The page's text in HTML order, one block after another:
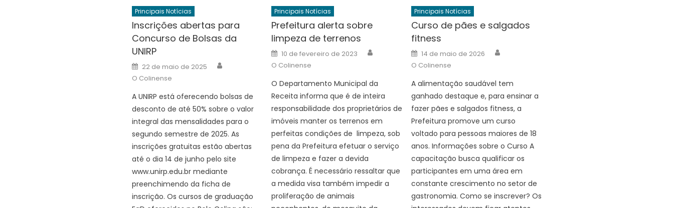
Principais Notícias
Inscrições abertas para
Concurso de Bolsas da
UNIRP
Posted
on
22 de maio de 2025
O Colinense
A UNIRP está oferecendo bolsas de
desconto de até 50% sobre o valor
integral das mensalidades para o
segundo semestre de 2025. As
inscrições gratuitas estão abertas
até o dia 14 de junho pelo site
www.unirp.edu.br mediante
preenchimendo da ficha de
inscrição. Os cursos de graduação
Principais Notícias
Prefeitura alerta sobre
limpeza de terrenos
Posted
on
10 de fevereiro de 2023
O Colinense
O Departamento Municipal da
Receita informa que é de inteira
responsabilidade dos proprietários de
imóveis manter os terrenos em
perfeitas condições de limpeza, sob
pena da Prefeitura efetuar o serviço
de limpeza e fazer a devida
cobrança. É necessário ressaltar que
a medida visa também impedir a
proliferação de animais
Principais Notícias
Curso de pães e salgados
fitness
Posted
on
14 de maio de 2026
O Colinense
A alimentação saudável tem
ganhado destaque e, para ensinar a
fazer pães e salgados fitness, a
Prefeitura promove um curso
voltado para pessoas maiores de 18
anos. Informações sobre o Curso A
capacitação busca qualificar os
participantes em uma área em
constante crescimento no setor de
gastronomia. Como se inscrever? Os